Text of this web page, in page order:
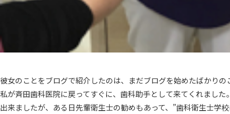
彼女のことをブログで紹介したのは、まだブログを始めたばかりの
私が斉田歯科医院に戻ってすぐに、歯科助手として来てくれまし
出来ましたが、ある日先輩衛生士の勧めもあって、”歯科衛生士学